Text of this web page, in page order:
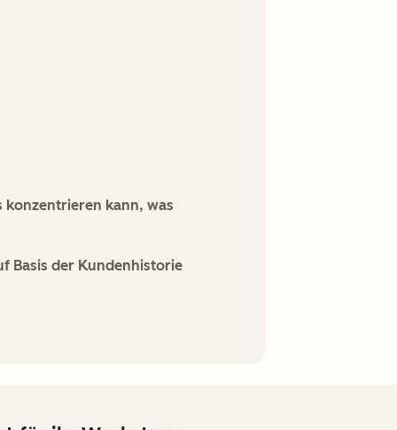
konzentrieren kann, was
Basis der Kundenhistorie